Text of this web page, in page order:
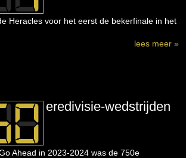
Heracles voor het eerst de bekerfinale in het
lees meer »
eredivisie-wedstrijden
Ahead in 2023-2024 was de 750e